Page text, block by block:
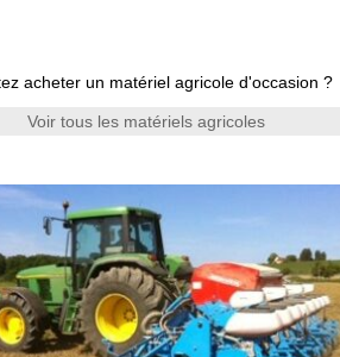
acheter un matériel agricole d'occasion ?
Voir tous les matériels agricoles